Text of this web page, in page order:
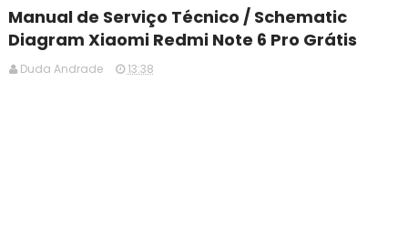
Manual de Serviço Técnico / Schematic
Diagram Xiaomi Redmi Note 6 Pro Grátis
Duda Andrade 13:38